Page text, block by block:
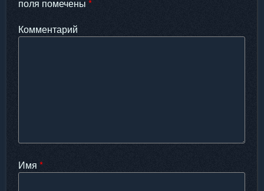
поля помечены*
Комментарий
Имя*